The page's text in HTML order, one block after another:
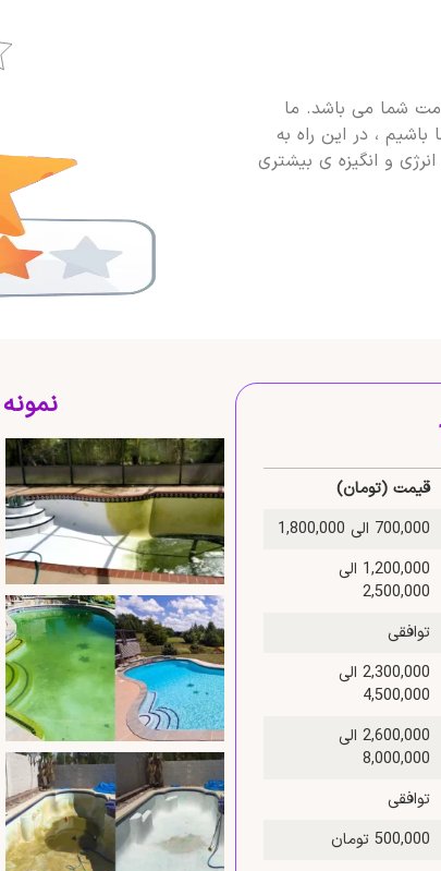
شما می باشد. ما
، در این راه به
و انگیزه ی بیشتری
قیمت (تومان)
700,000 الی 1,800,000
1,200,000 الی
2,500,000
توافقی
2,300,000 الی
4,500,000
2,600,000 الی
8,000,000
توافقی
500,000 تومان